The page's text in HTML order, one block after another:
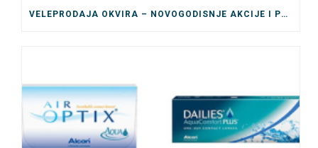
VELEPRODAJA OKVIRA – NOVOGODISNJE AKCIJE I POPUSTI